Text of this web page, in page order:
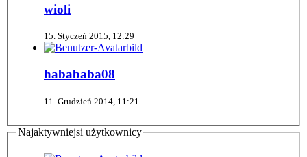
wioli
15. Styczeń 2015, 12:29
habababa08
11. Grudzień 2014, 11:21
Najaktywniejsi użytkownicy